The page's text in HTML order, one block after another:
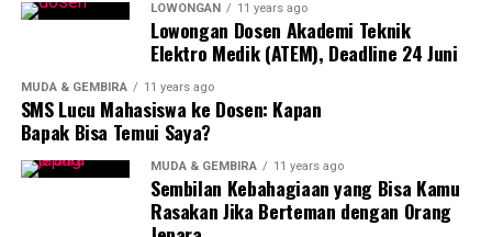
dimitoskan mampu memantik hasrat seksual pasangan.
Celana dalam membikin pemakaiannya merasa seksi.
Pemaknaan itu membikin celana dalam naik kelas, dari
semata underwear menjadi upwear – maksud saya adalah
pakaian yang sejatinya tak penting tapi jadi penting.
Raksasa fashion Amerika dan Eropa seperti Calvin Klein
dan Jockey mewakili bran ternama celana dalam pria.
Adapun Victoria’s Secret jadi branda kelas atas
LOWONGAN 11 years ago
Lowongan Dosen Akademi Teknik
Elektro Medik (ATEM), Deadline 24 Juni
MUDA & GEMBIRA 11 years ago
SMS Lucu Mahasiswa ke Dosen: Kapan
Bapak Bisa Temui Saya?
MUDA & GEMBIRA 11 years ago
Sembilan Kebahagiaan yang Bisa Kamu
Rasakan Jika Berteman dengan Orang